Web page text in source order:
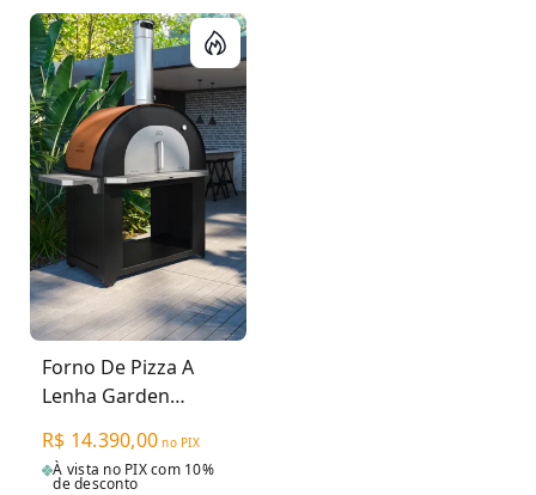
Forno De Pizza A
Lenha Garden
Grande Caramelo
R$ 14.390,00 no PIX
À vista no PIX com 10%
de desconto